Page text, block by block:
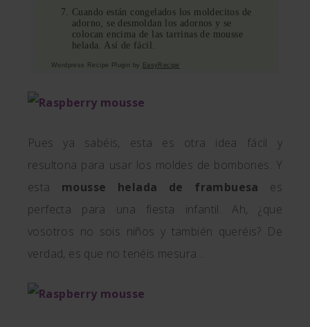
Cuando están congelados los moldecitos de
adorno, se desmoldan los adornos y se
colocan encima de las tarrinas de mousse
helada. Así de fácil.
Wordpress Recipe Plugin by EasyRecipe
Pues ya sabéis, esta es otra idea fácil y
resultona para usar los moldes de bombones. Y
esta mousse helada de frambuesa es
perfecta para una fiesta infantil. Ah, ¿que
vosotros no sois niños y también queréis? De
verdad, es que no tenéis mesura…